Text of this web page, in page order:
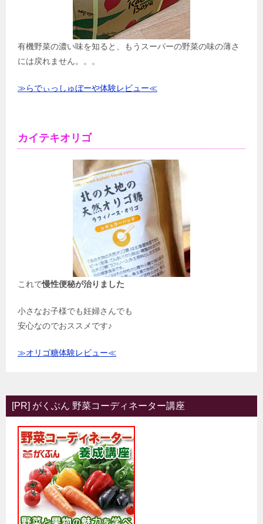
有機野菜の濃い味を知ると、もうスーパーの野菜の味の薄さ
には戻れません。。。
≫らでぃっしゅぼーや体験レビュー≪
カイテキオリゴ
これで慢性便秘が治りました
小さなお子様でも妊婦さんでも
安心なのでおススメです♪
≫オリゴ糖体験レビュー≪
[PR] がくぶん 野菜コーディネーター講座